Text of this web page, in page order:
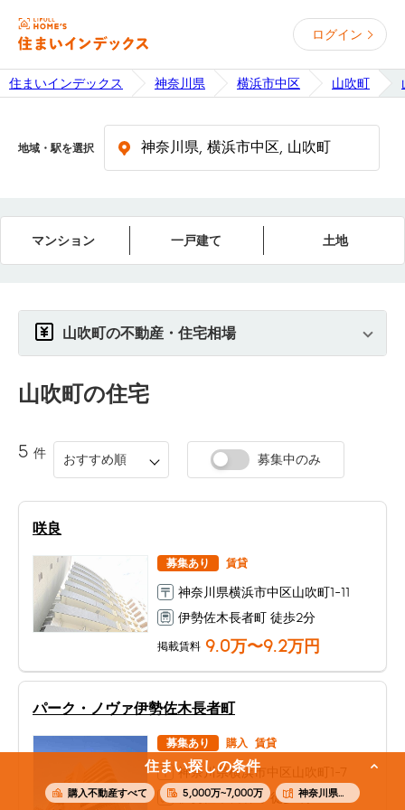
ログイン
住まいインデックス 神奈川県 横浜市中区 山吹町
住まい探しの条件
購入不動産すべて 5,000万~7,000万 神奈川県横浜市中区山吹町
地域・駅を選択
マンション 一戸建て 土地
山吹町の不動産・住宅相場
山吹町の住宅
5 件 おすすめ順 募集中のみ
咲良
募集あり 賃貸
神奈川県横浜市中区山吹町1-11
伊勢佐木長者町 徒歩2分
掲載賃料 9.0万〜9.2万円
パーク・ノヴァ伊勢佐木長者町
募集あり 購入 賃貸
神奈川県横浜市中区山吹町1-7
伊勢佐木長者町 徒歩1分